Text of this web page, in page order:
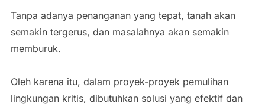
Tanpa adanya penanganan yang tepat, tanah akan
semakin tergerus, dan masalahnya akan semakin
memburuk.
Oleh karena itu, dalam proyek-proyek pemulihan
lingkungan kritis, dibutuhkan solusi yang efektif dan